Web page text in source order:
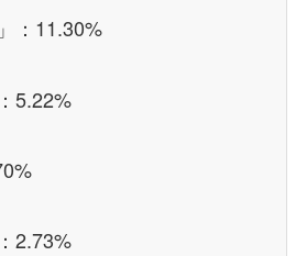
：11.30%
5.22%
2.73%